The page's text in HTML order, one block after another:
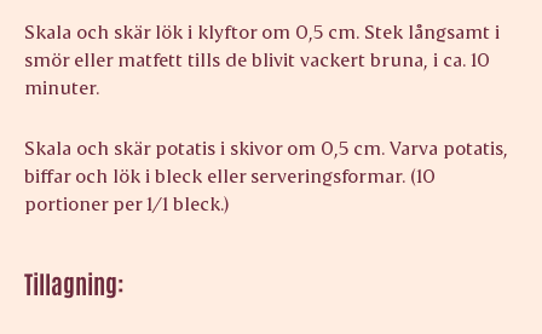
Skala och skär lök i klyftor om 0,5 cm. Stek långsamt i
smör eller matfett tills de blivit vackert bruna, i ca. 10
minuter.
Skala och skär potatis i skivor om 0,5 cm. Varva potatis,
biffar och lök i bleck eller serveringsformar. (10
portioner per 1/1 bleck.)
Tillagning: